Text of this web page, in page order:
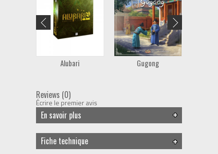
Alubari Gugong
Reviews (0)
Écrire le premier avis
En savoir plus
Fiche technique